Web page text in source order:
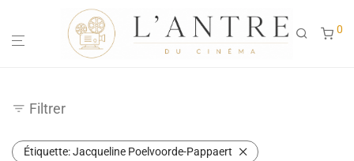
0
Filtrer
Étiquette:Jacqueline Poelvoorde-Pappaert